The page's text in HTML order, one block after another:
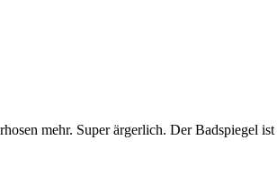
mehr. Super ärgerlich. Der Badspiegel ist